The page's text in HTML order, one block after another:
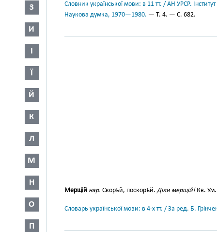
З
И
І
Ї
Й
К
Л
М
Н
О
П
Словник української мови: в 11 тт. / АН УРСР.
Наукова думка, 1970—1980. — Т. 4. — С. 682.
Мерщі́й нар. Скорѣй, поскорѣй.Діли мерщій!Кв.
Словарь української мови: в 4-х тт. / За ред. Б.